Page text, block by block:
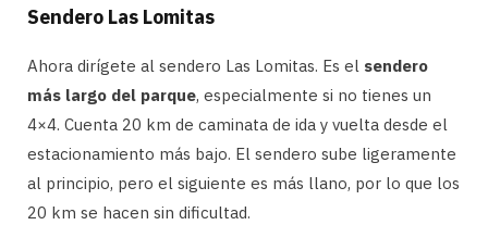
Sendero Las Lomitas
Ahora dirígete al sendero Las Lomitas. Es el sendero
más largo del parque, especialmente si no tienes un
4×4. Cuenta 20 km de caminata de ida y vuelta desde el
estacionamiento más bajo. El sendero sube ligeramente
al principio, pero el siguiente es más llano, por lo que los
20 km se hacen sin dificultad.